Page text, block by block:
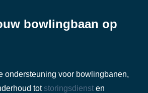
bowlingbaan op
ondersteuning voor bowlingbanen,
tot storingsdienst en